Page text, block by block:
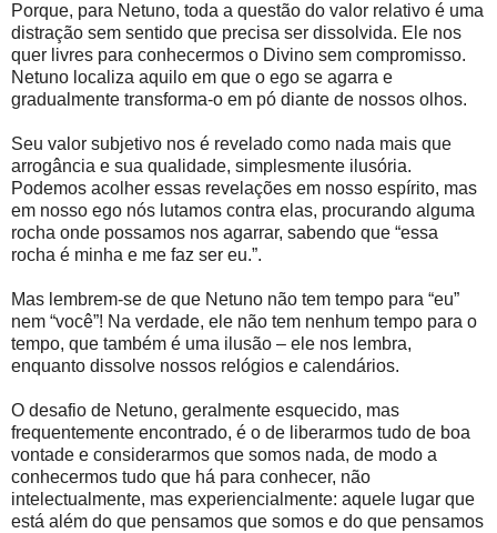
Porque, para Netuno, toda a questão do valor relativo é uma
distração sem sentido que precisa ser dissolvida. Ele nos
quer livres para conhecermos o Divino sem compromisso.
Netuno localiza aquilo em que o ego se agarra e
gradualmente transforma-o em pó diante de nossos olhos.
Seu valor subjetivo nos é revelado como nada mais que
arrogância e sua qualidade, simplesmente ilusória.
Podemos acolher essas revelações em nosso espírito, mas
em nosso ego nós lutamos contra elas, procurando alguma
rocha onde possamos nos agarrar, sabendo que “essa
rocha é minha e me faz ser eu.”.
Mas lembrem-se de que Netuno não tem tempo para “eu”
nem “você”! Na verdade, ele não tem nenhum tempo para o
tempo, que também é uma ilusão – ele nos lembra,
enquanto dissolve nossos relógios e calendários.
O desafio de Netuno, geralmente esquecido, mas
frequentemente encontrado, é o de liberarmos tudo de boa
vontade e considerarmos que somos nada, de modo a
conhecermos tudo que há para conhecer, não
intelectualmente, mas experiencialmente: aquele lugar que
está além do que pensamos que somos e do que pensamos